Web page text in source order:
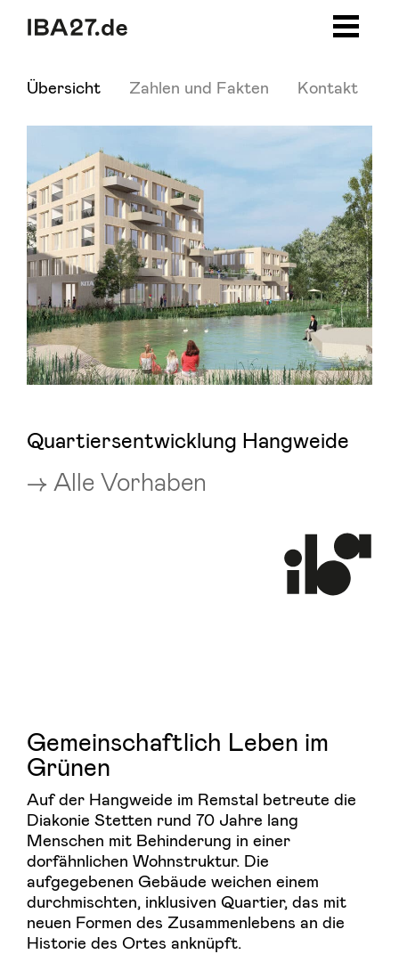
Übersicht Zahlen und Fakten Kontakt
Quartiersentwicklung Hangweide
Alle Vorhaben
Gemeinschaftlich Leben im
Grünen
Auf der Hangweide im Remstal betreute die
Diakonie Stetten rund 70 Jahre lang
Menschen mit Behinderung in einer
dorfähnlichen Wohnstruktur. Die
aufgegebenen Gebäude weichen einem
durchmischten, inklusiven Quartier, das mit
neuen Formen des Zusammenlebens an die
Historie des Ortes anknüpft.